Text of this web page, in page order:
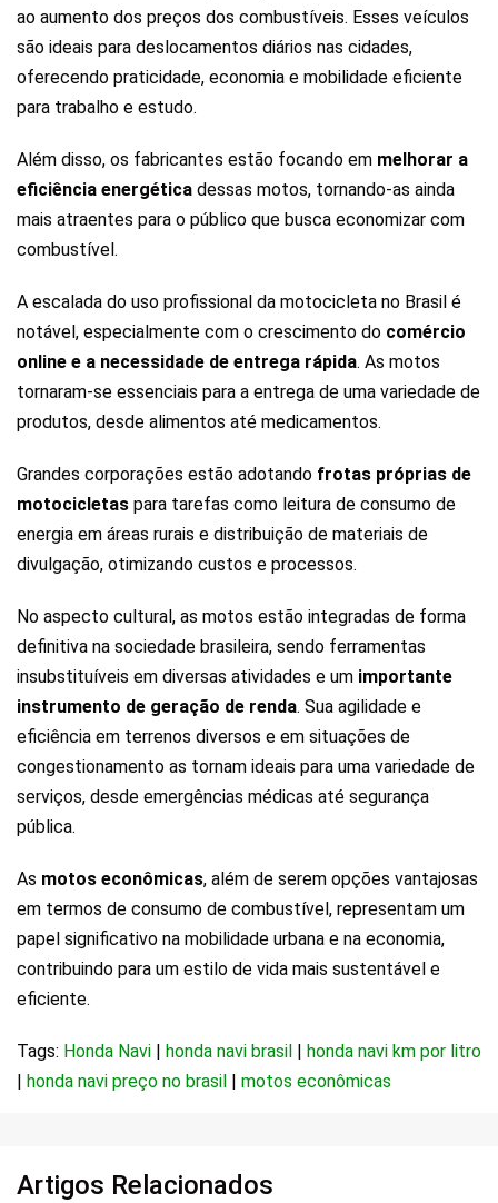
ao aumento dos preços dos combustíveis. Esses veículos
são ideais para deslocamentos diários nas cidades,
oferecendo praticidade, economia e mobilidade eficiente
para trabalho e estudo.
Além disso, os fabricantes estão focando em melhorar a
eficiência energética dessas motos, tornando-as ainda
mais atraentes para o público que busca economizar com
combustível.
A escalada do uso profissional da motocicleta no Brasil é
notável, especialmente com o crescimento do comércio
online e a necessidade de entrega rápida. As motos
tornaram-se essenciais para a entrega de uma variedade de
produtos, desde alimentos até medicamentos.
Grandes corporações estão adotando frotas próprias de
motocicletas para tarefas como leitura de consumo de
energia em áreas rurais e distribuição de materiais de
divulgação, otimizando custos e processos.
No aspecto cultural, as motos estão integradas de forma
definitiva na sociedade brasileira, sendo ferramentas
insubstituíveis em diversas atividades e um importante
instrumento de geração de renda. Sua agilidade e
eficiência em terrenos diversos e em situações de
congestionamento as tornam ideais para uma variedade de
serviços, desde emergências médicas até segurança
pública.
As motos econômicas, além de serem opções vantajosas
em termos de consumo de combustível, representam um
papel significativo na mobilidade urbana e na economia,
contribuindo para um estilo de vida mais sustentável e
eficiente.
Tags: Honda Navi honda navi brasil
honda navi km por litro
honda navi preço no brasil motos econômicas
Artigos Relacionados